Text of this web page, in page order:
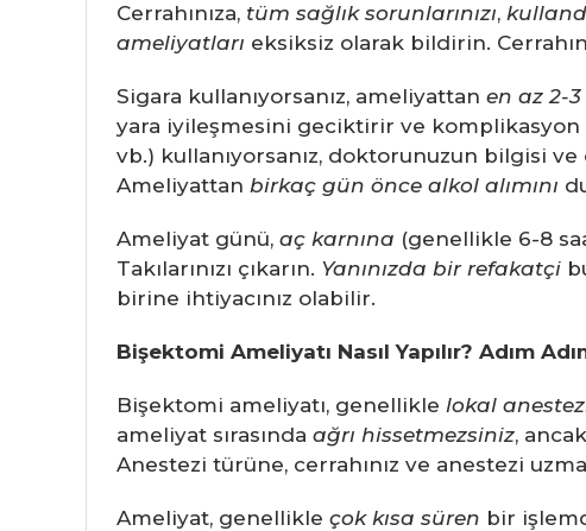
Cerrahınıza, tüm sağlık sorunlarınızı,
ameliyatları eksiksiz olarak bildirin.
Sigara kullanıyorsanız, ameliyattan en az 2-
yara iyileşmesini geciktirir ve komplikasyon
vb.) kullanıyorsanız, doktorunuzun bilgisi
Ameliyattan birkaç gün önce alkol alımını
Ameliyat günü, aç karnına (genellikle 6-8
Takılarınızı çıkarın. Yanınızda bir refakatçi
birine ihtiyacınız olabilir.
Bişektomi Ameliyatı Nasıl Yapılır? Adım
Bişektomi ameliyatı, genellikle lokal
ameliyat sırasında ağrı hissetmezsiniz, ancak
Anestezi türüne, cerrahınız ve anestezi
Ameliyat, genellikle çok kısa süren bir